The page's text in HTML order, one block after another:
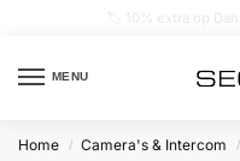
MENU
Home / Camera's & Intercom /